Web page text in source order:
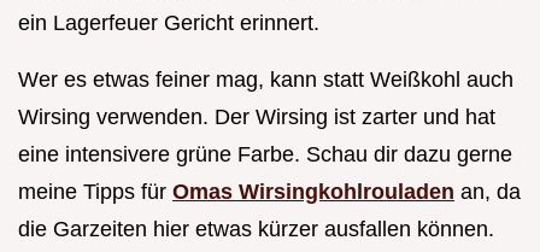
ein Lagerfeuer Gericht erinnert.
Wer es etwas feiner mag, kann statt Weißkohl auch
Wirsing verwenden. Der Wirsing ist zarter und hat
eine intensivere grüne Farbe. Schau dir dazu gerne
meine Tipps für Omas Wirsingkohlrouladen an, da
die Garzeiten hier etwas kürzer ausfallen können.